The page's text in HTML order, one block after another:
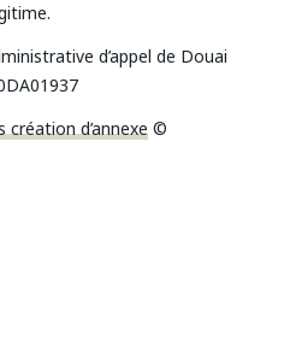
d’appel de Douai
création d’annexe©